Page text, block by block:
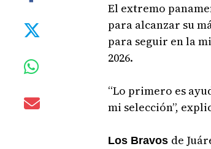
El extremo
para alcanzar su
para seguir en la
2026.
“Lo primero es
mi selección”,
Los Bravos de